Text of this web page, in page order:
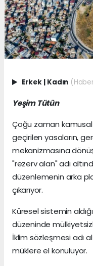
Erkek Kadın
Yeşim Tütün
Çoğu zaman
geçirilen yasaların,
mekanizmasına
"rezerv alan" adı
düzenlemenin arka
çıkarıyor.
Küresel sistemin
düzeninde
İklim sözleşmesi adı
müklere el konuluyor.